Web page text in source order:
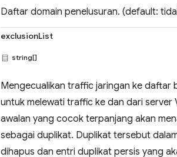
Daftar domain penelusuran. (default:
exclusionList
string[]
Mengecualikan traffic jaringan ke daftar
untuk melewati traffic ke dan dari
awalan yang cocok terpanjang akan
sebagai duplikat. Duplikat tersebut
dihapus dan entri duplikat persis yang